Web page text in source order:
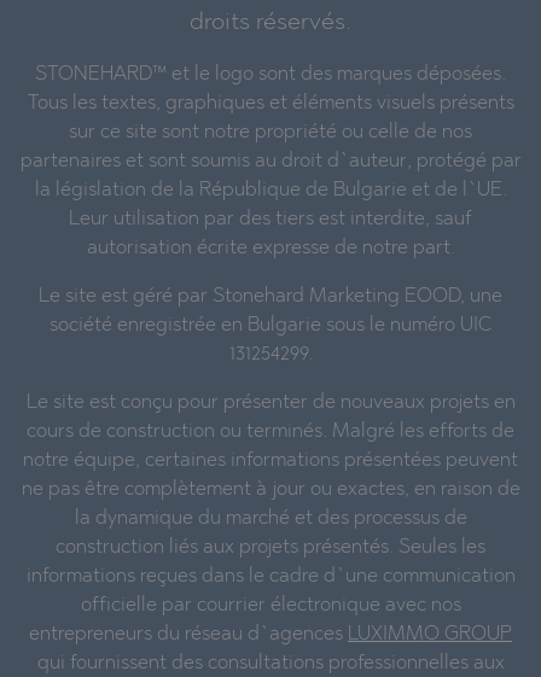
droits réservés.
STONEHARD™ et le logo sont des marques déposées.
Tous les textes, graphiques et éléments visuels présents
sur ce site sont notre propriété ou celle de nos
partenaires et sont soumis au droit d`auteur, protégé par
la législation de la République de Bulgarie et de l`UE.
Leur utilisation par des tiers est interdite, sauf
autorisation écrite expresse de notre part.
Le site est géré par Stonehard Marketing EOOD, une
société enregistrée en Bulgarie sous le numéro UIC
131254299.
Le site est conçu pour présenter de nouveaux projets en
cours de construction ou terminés. Malgré les efforts de
notre équipe, certaines informations présentées peuvent
ne pas être complètement à jour ou exactes, en raison de
la dynamique du marché et des processus de
construction liés aux projets présentés. Seules les
informations reçues dans le cadre d`une communication
officielle par courrier électronique avec nos
entrepreneurs du réseau d`agences LUXIMMO GROUP
qui fournissent des consultations professionnelles aux